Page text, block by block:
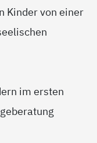
Kinder von einer
im ersten